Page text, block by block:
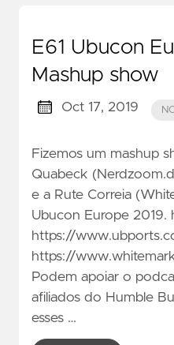
E61 Ubucon
Mashup show
Oct 17, 2019
Fizemos um mashup
Quabeck
e a Rute Correia
Ubucon Europe
https://
https://
Podem apoiar o
afiliados do Humble
esses …